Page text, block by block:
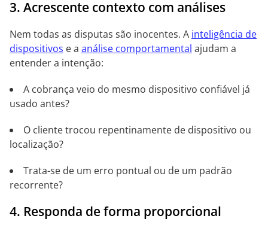
3. Acrescente contexto com análises
Nem todas as disputas são inocentes. A inteligência de
dispositivos e a análise comportamental ajudam a
entender a intenção:
A cobrança veio do mesmo dispositivo confiável já
usado antes?
O cliente trocou repentinamente de dispositivo ou
localização?
Trata-se de um erro pontual ou de um padrão
recorrente?
4. Responda de forma proporcional